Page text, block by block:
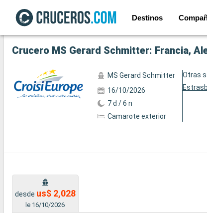
Destinos
Ver las 20 fotos siguientes
Crucero MS Gerard Schmitter: Francia,
MS Gerard Schmitter
16/10/2026
7 d / 6 n
Camarote exterior
Otras
desde us$ 2,028
le 16/10/2026